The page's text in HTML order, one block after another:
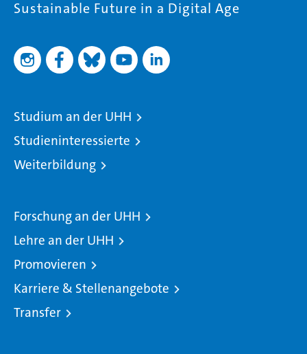
Sustainable Future in a Digital Age
Studium an der UHH
Studieninteressierte
Weiterbildung
Forschung an der UHH
Lehre an der UHH
Promovieren
Karriere & Stellenangebote
Transfer